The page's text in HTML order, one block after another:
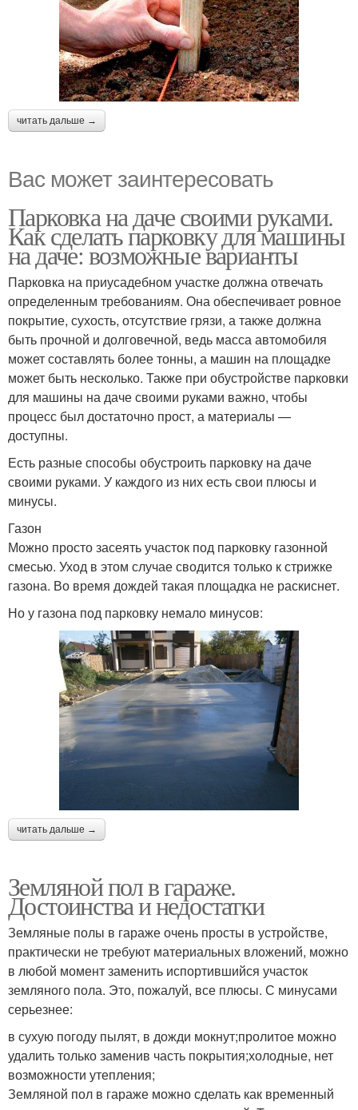
читать дальше →
Вас может заинтересовать
Парковка на даче своими руками.
Как сделать парковку для машины
на даче: возможные варианты
Парковка на приусадебном участке должна отвечать
определенным требованиям. Она обеспечивает ровное
покрытие, сухость, отсутствие грязи, а также должна
быть прочной и долговечной, ведь масса автомобиля
может составлять более тонны, а машин на площадке
может быть несколько. Также при обустройстве парковки
для машины на даче своими руками важно, чтобы
процесс был достаточно прост, а материалы —
доступны.
Есть разные способы обустроить парковку на даче
своими руками. У каждого из них есть свои плюсы и
минусы.
Газон
Можно просто засеять участок под парковку газонной
смесью. Уход в этом случае сводится только к стрижке
газона. Во время дождей такая площадка не раскиснет.
Но у газона под парковку немало минусов:
читать дальше →
Земляной пол в гараже.
Достоинства и недостатки
Земляные полы в гараже очень просты в устройстве,
практически не требуют материальных вложений, можно
в любой момент заменить испортившийся участок
земляного пола. Это, пожалуй, все плюсы. С минусами
серьезнее:
в сухую погоду пылят, в дожди мокнут;пролитое можно
удалить только заменив часть покрытия;холодные, нет
возможности утепления;
Земляной пол в гараже можно сделать как временный